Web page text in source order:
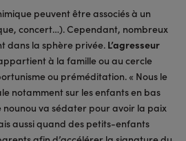
peuvent être associés à un
concert…). Cependant, nombreux
dans la sphère privée. L’agresseur
à la famille ou au cercle
ou préméditation. « Nous le
notamment sur les enfants en bas
nounou va sédater pour avoir la paix
aussi quand des petits-enfants